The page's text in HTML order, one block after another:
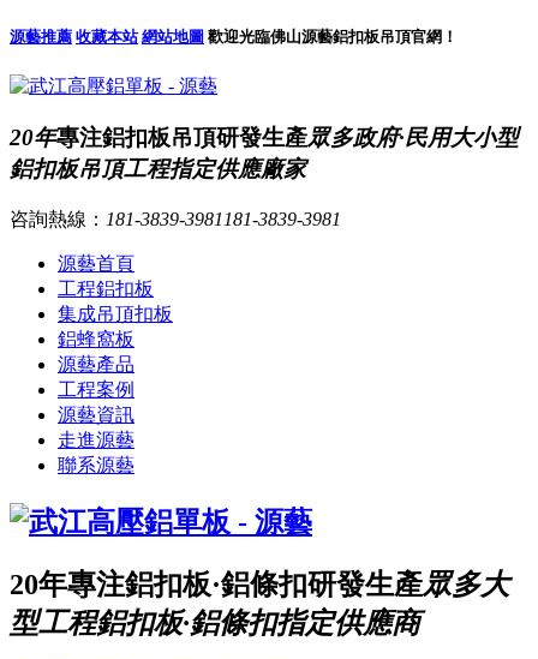
源藝推薦 收藏本站 網站地圖 歡迎光臨佛山源藝鋁扣板吊頂官網！
20年專注鋁扣板吊頂研發生產眾多政府·民用大小型
鋁扣板吊頂工程指定供應廠家
咨詢熱線： 181-3839-3981 181-3839-3981
源藝首頁
工程鋁扣板
集成吊頂扣板
鋁蜂窩板
源藝產品
工程案例
源藝資訊
走進源藝
聯系源藝
20年專注鋁扣板·鋁條扣研發生產眾多大
型工程鋁扣板·鋁條扣指定供應商